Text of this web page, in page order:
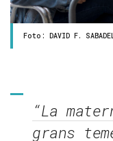
Foto: DAVID F.
“La
grans